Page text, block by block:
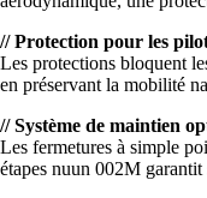
// Protection pour les
Les protections bloquent
en préservant la mobilité
// Système de maintien
Les fermetures à simple
étapes nuun 002M